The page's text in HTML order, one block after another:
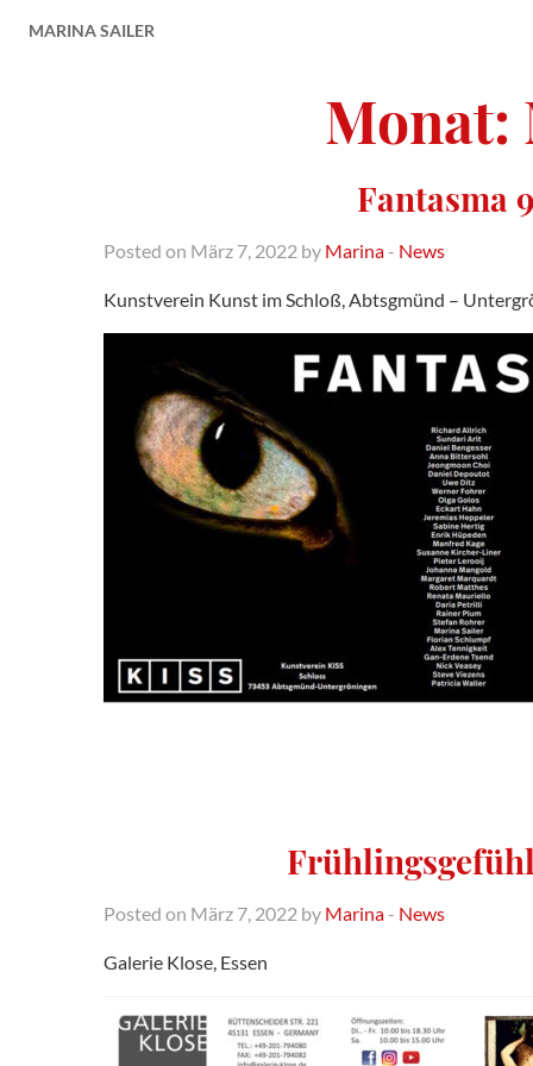
MARINA SAILER
Monat:
Fantasma
Posted on März 7, 2022 by Marina - News
Kunstverein Kunst im Schloß, Abtsgmünd –
Posted on März 7, 2022 by Marina - News
Galerie Klose, Essen